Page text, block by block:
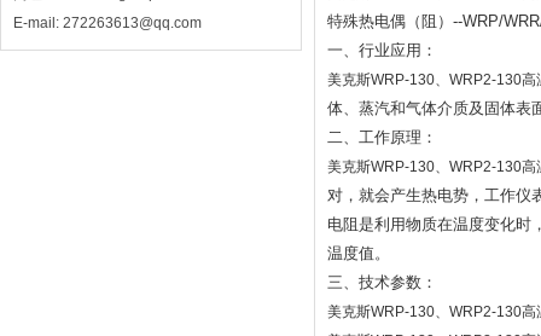
E-mail: 272263613@qq.com
特殊热电偶（阻）--WRP/
一、行业应用：
美克斯WRP-130、WRP2-130
体、蒸汽和气体介质及固体表
二、工作原理：
美克斯WRP-130、WRP2-130
对，就会产生热电势，工作仪
电阻是利用物质在温度变化时
温度值。
三、技术参数：
美克斯WRP-130、WRP2-130